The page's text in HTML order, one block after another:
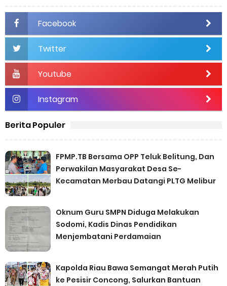
Facebook
Twitter
Youtube
Instagram
Berita Populer
FPMP.TB Bersama OPP Teluk Belitung, Dan
Perwakilan Masyarakat Desa Se-
Kecamatan Merbau Datangi PLTG Melibur
Oknum Guru SMPN Diduga Melakukan
Sodomi, Kadis Dinas Pendidikan
Menjembatani Perdamaian
Kapolda Riau Bawa Semangat Merah Putih
ke Pesisir Concong, Salurkan Bantuan